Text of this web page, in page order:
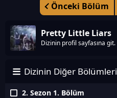
Önceki Bölüm
Pretty Little Liars
Dizinin profil sayfasına git.
Dizinin Diğer Bölümleri
2. Sezon 1. Bölüm